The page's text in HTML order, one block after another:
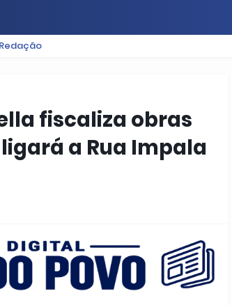
fiscaliza obras
a Rua Impala